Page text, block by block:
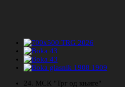
24. МСК "Трг од књиге"